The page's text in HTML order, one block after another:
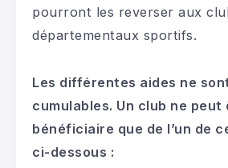
pourront les reverser aux
départementaux sportifs.
Les différentes aides ne
cumulables. Un club ne peut
bénéficiaire que de l’un de
ci-dessous :